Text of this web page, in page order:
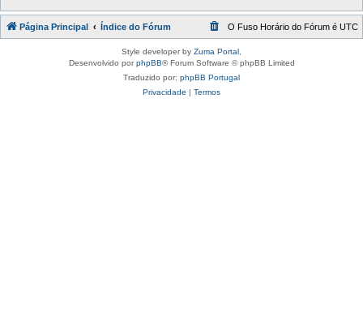
Página Principal Índice do Fórum O Fuso Horário do Fórum é UTC
Style developer by Zuma Portal
Desenvolvido porphpBB® Forum Software © phpBB Limited
Traduzido por: phpBB Portugal
Privacidade | Termos